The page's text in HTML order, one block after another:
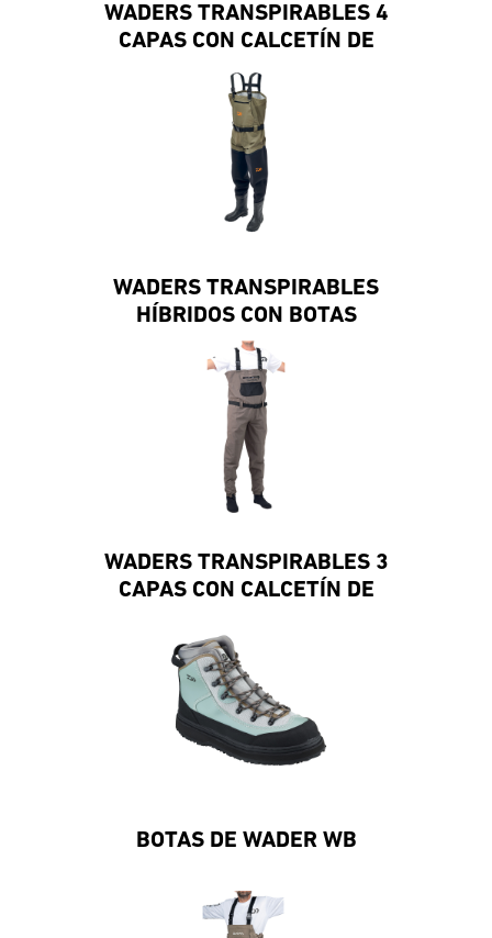
WADERS TRANSPIRABLES 4
CAPAS CON CALCETÍN DE
NEOPRENO
WADERS TRANSPIRABLES
HÍBRIDOS CON BOTAS
WADERS TRANSPIRABLES 3
CAPAS CON CALCETÍN DE
BOTAS DE WADER WB